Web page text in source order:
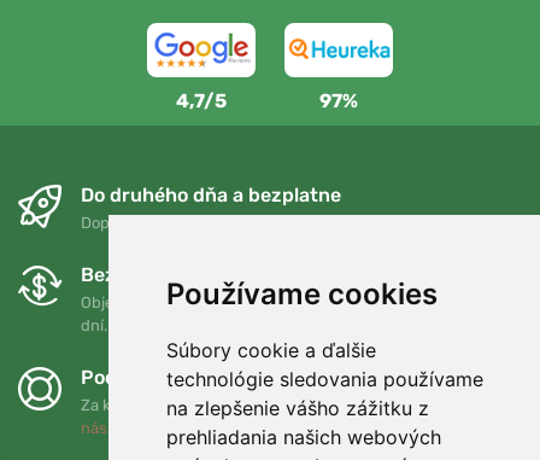
Používame cookies
Súbory cookie a ďalšie
technológie sledovania používame
na zlepšenie vášho zážitku z
prehliadania našich webových
4,7/5 97%
Do druhého dňa a bezplatne
Doprava zadarmo pri objednávkach nad 75 EUR
Bezplatná výmena a vrátenie tovaru
Objednávku môžete kedykoľvek vrátiť alebo vymeniť do 90
dní.
Podporujeme Trees.org
Za každú objednávku zasadíme strom! Prečítajte si viac
nás